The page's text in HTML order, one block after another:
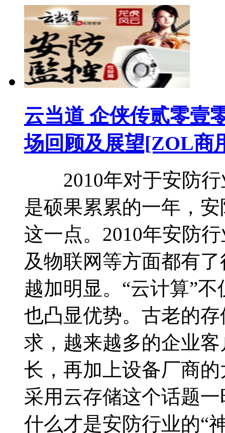
云当道 企侠传贰零壹
场回顾及展望[ZOL商
2010年对于安防行
是硕果累累的一年，
这一点。2010年安防
及物联网等方面都有
越加明显。“云计算”
也凸显优势。古老的
求，越来越多的企业
长，再加上设备厂商
采用云存储这个话题
什么才是安防行业的“